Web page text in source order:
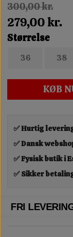
300,00 kr.
279,00 kr.
Størrelse
36 38
KØB
✅ Hurtig
✅ Dansk
✅ Fysisk butik i
✅ Sikker
FRI